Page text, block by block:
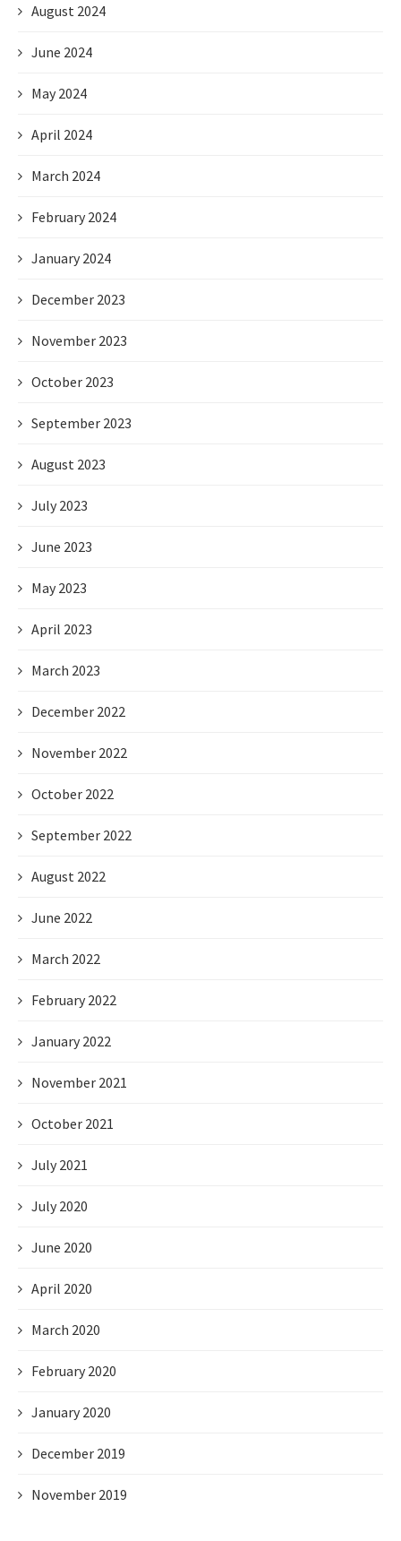
August 2024
June 2024
May 2024
April 2024
March 2024
February 2024
January 2024
December 2023
November 2023
October 2023
September 2023
August 2023
July 2023
June 2023
May 2023
April 2023
March 2023
December 2022
November 2022
October 2022
September 2022
August 2022
June 2022
March 2022
February 2022
January 2022
November 2021
October 2021
July 2021
July 2020
June 2020
April 2020
March 2020
February 2020
January 2020
December 2019
November 2019